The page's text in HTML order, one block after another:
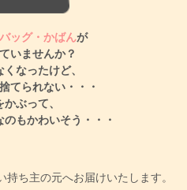
バッグ・かばんが
いませんか？
なったけど、
てられない・・・
ぶって、
もかわいそう・・・
ち主の元へお届けいたします。